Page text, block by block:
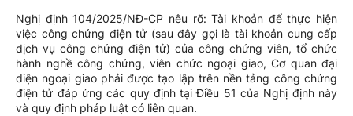
Nghị định 104/2025/NĐ-CP nêu rõ: Tài khoản để thực hiện
việc công chứng điện tử (sau đây gọi là tài khoản cung cấp
dịch vụ công chứng điện tử) của công chứng viên, tổ chức
hành nghề công chứng, viên chức ngoại giao, Cơ quan đại
diện ngoại giao phải được tạo lập trên nền tảng công chứng
điện tử đáp ứng các quy định tại Điều 51 của Nghị định này
và quy định pháp luật có liên quan.